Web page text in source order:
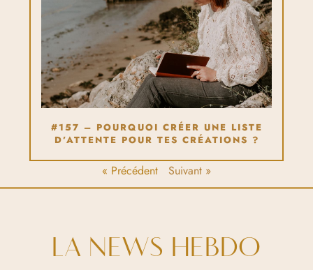
#157 – POURQUOI CRÉER UNE LISTE
D’ATTENTE POUR TES CRÉATIONS ?
« Précédent Suivant »
LA NEWS HEBDO